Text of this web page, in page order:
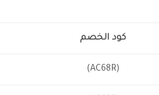
كود الخصم
(AC68R)